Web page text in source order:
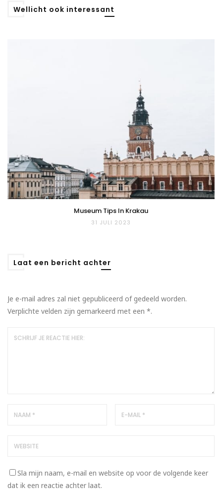
Wellicht ook interessant
Museum Tips In Krakau
31 JULI 2023
Laat een bericht achter
Je e-mail adres zal niet gepubliceerd of gedeeld worden.
Verplichte velden zijn gemarkeerd met een *.
Sla mijn naam, e-mail en website op voor de volgende keer
dat ik een reactie achter laat.